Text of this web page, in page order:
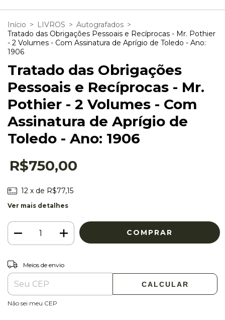
Início > LIVROS > Autografados >
Tratado das Obrigações Pessoais e Recíprocas - Mr. Pothier
- 2 Volumes - Com Assinatura de Aprígio de Toledo - Ano:
1906
Tratado das Obrigações
Pessoais e Recíprocas - Mr.
Pothier - 2 Volumes - Com
Assinatura de Aprígio de
Toledo - Ano: 1906
R$750,00
12 x de R$77,15
Ver mais detalhes
Entregas para o CEP:
Meios de envio
CALCULAR
Não sei meu CEP